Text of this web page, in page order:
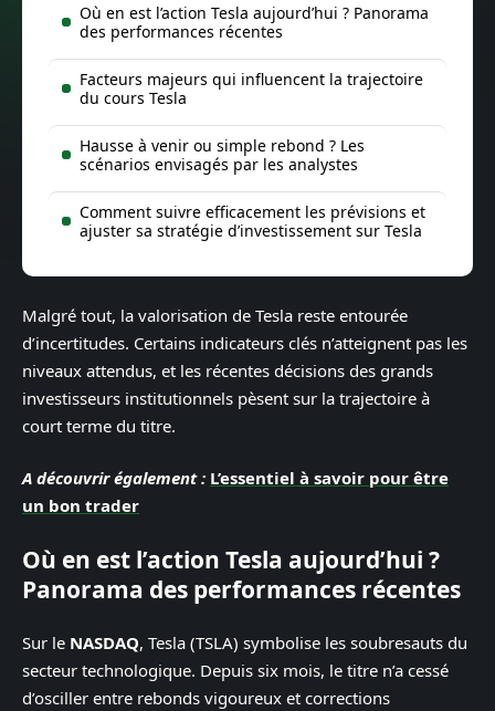
Où en est l’action Tesla aujourd’hui ? Panorama
des performances récentes
Facteurs majeurs qui influencent la trajectoire
du cours Tesla
Hausse à venir ou simple rebond ? Les
scénarios envisagés par les analystes
Comment suivre efficacement les prévisions et
ajuster sa stratégie d’investissement sur Tesla
Malgré tout, la valorisation de Tesla reste entourée
d’incertitudes. Certains indicateurs clés n’atteignent pas les
niveaux attendus, et les récentes décisions des grands
investisseurs institutionnels pèsent sur la trajectoire à
court terme du titre.
A découvrir également : L’essentiel à savoir pour être
un bon trader
Où en est l’action Tesla aujourd’hui ?
Panorama des performances récentes
Sur le NASDAQ, Tesla (TSLA) symbolise les soubresauts du
secteur technologique. Depuis six mois, le titre n’a cessé
d’osciller entre rebonds vigoureux et corrections